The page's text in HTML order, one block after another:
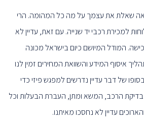
שאלת את עצמך על מה כל המהומה. הרי
למכירת רכבי יד שנייה. עם זאת, עדיין לא
המודל המיושם כיום בישראל מכונה
איסוף המידע והשוואת המחירים זמין לנו
של דבר עדיין נדרשים למפגש פיזי כדי
הרכב, המשא ומתן, העברת הבעלות וכל
עדיין לא נחסכו מאיתנו.